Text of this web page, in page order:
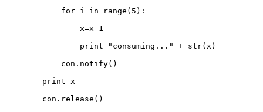
            for i in range(5):
                x=x-1
                print "consuming..." + str(x)
            con.notify()
        print x
        con.release()